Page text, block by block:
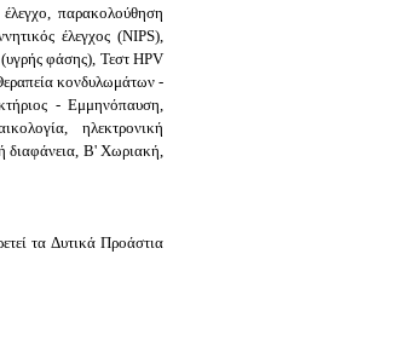
παρακολούθηση
έλεγχος (NIPS),
φάσης), Τεστ HPV
κονδυλωμάτων -
- Εμμηνόπαυση,
ηλεκτρονική
διαφάνεια, Β' Χωριακή,
τα Δυτικά Προάστια